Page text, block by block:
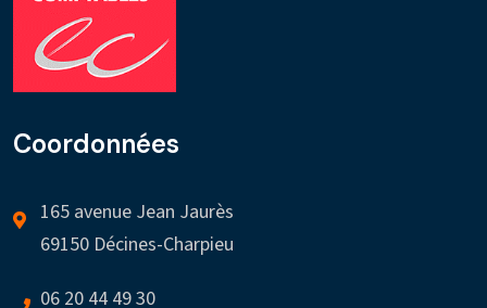
Coordonnées
165 avenue Jean Jaurès
69150 Décines-Charpieu
06 20 44 49 30